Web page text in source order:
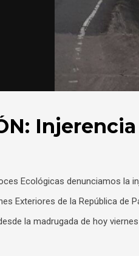
Ecológicas denunciamos la
Exteriores de la República de
la madrugada de hoy